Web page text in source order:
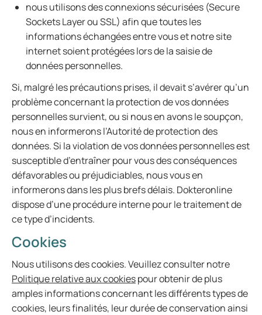
nous utilisons des connexions sécurisées (Secure
Sockets Layer ou SSL) afin que toutes les
informations échangées entre vous et notre site
internet soient protégées lors de la saisie de
données personnelles.
Si, malgré les précautions prises, il devait s’avérer qu’un
problème concernant la protection de vos données
personnelles survient, ou si nous en avons le soupçon,
nous en informerons l’Autorité de protection des
données. Si la violation de vos données personnelles est
susceptible d’entraîner pour vous des conséquences
défavorables ou préjudiciables, nous vous en
informerons dans les plus brefs délais. Dokteronline
dispose d’une procédure interne pour le traitement de
ce type d’incidents.
Cookies
Nous utilisons des cookies. Veuillez consulter notre
Politique relative aux cookiespour obtenir de plus
amples informations concernant les différents types de
cookies, leurs finalités, leur durée de conservation ainsi